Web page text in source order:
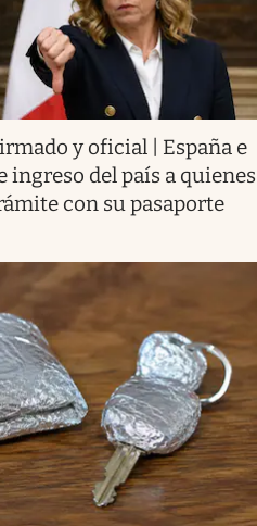
y oficial | España e
ingreso del país a quienes
con su pasaporte